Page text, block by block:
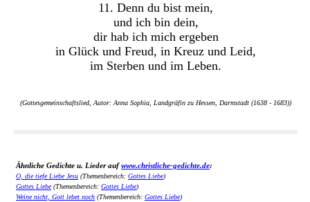
11. Denn du bist mein,
und ich bin dein,
dir hab ich mich ergeben
in Glück und Freud, in Kreuz und Leid,
im Sterben und im Leben.
(Gottesgemeinschaftslied, Autor: Anna Sophia, Landgräfin zu Hessen, Darmstadt (1638 - 1683))
Ähnliche Gedichte u. Lieder aufwww.christliche-gedichte.de:
O, die tiefe Liebe Jesu (Themenbereich: Gottes Liebe)
Gottes Liebe(Themenbereich: Gottes Liebe)
Weine nicht, Gott lebet noch (Themenbereich: Gottes Liebe)